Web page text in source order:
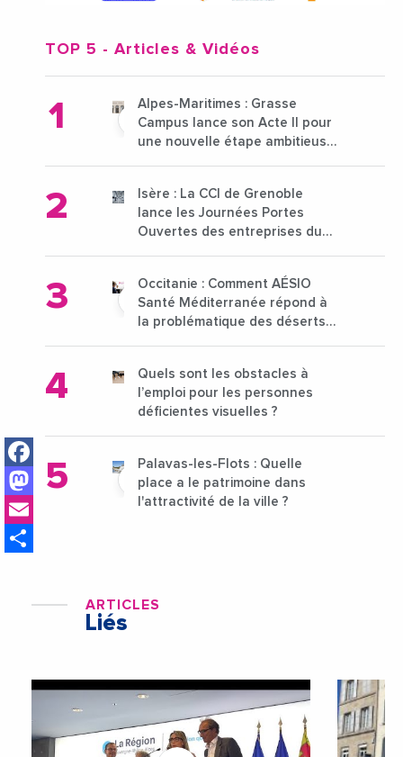
Facebook
Mastodon
TOP 5 - Articles & Vidéos
Alpes-Maritimes : Grasse
Campus lance son Acte II pour
une nouvelle étape ambitieuse
Isère : La CCI de Grenoble
lance les Journées Portes
Ouvertes des entreprises du
Occitanie : Comment AÉSIO
Santé Méditerranée répond à
la problématique des déserts
Quels sont les obstacles à
l’emploi pour les personnes
déficientes visuelles ?
Palavas-les-Flots : Quelle
place a le patrimoine dans
l'attractivité de la ville ?
ARTICLES
Liés